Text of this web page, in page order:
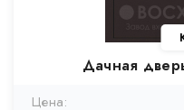
Дачная